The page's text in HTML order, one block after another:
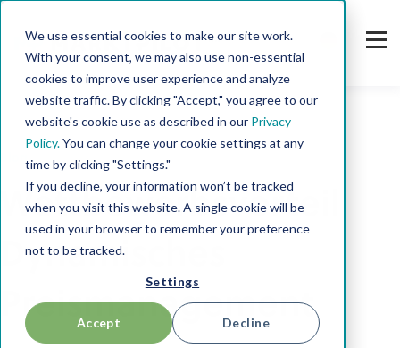
We use essential cookies to make our site work.
With your consent, we may also use non-essential
cookies to improve user experience and analyze
website traffic. By clicking "Accept," you agree to our
website's cookie use as described in our Privacy
Policy.You can change your cookie settings at any
time by clicking "Settings."
If you decline, your information won’t be tracked
when you visit this website. A single cookie will be
used in your browser to remember your preference
not to be tracked.
Settings
Accept Decline
Blog
Wettbewerbsvorteil
Dynamisches
Preismanagement